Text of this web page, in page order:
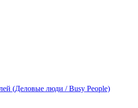
(Деловые люди / Busy People)